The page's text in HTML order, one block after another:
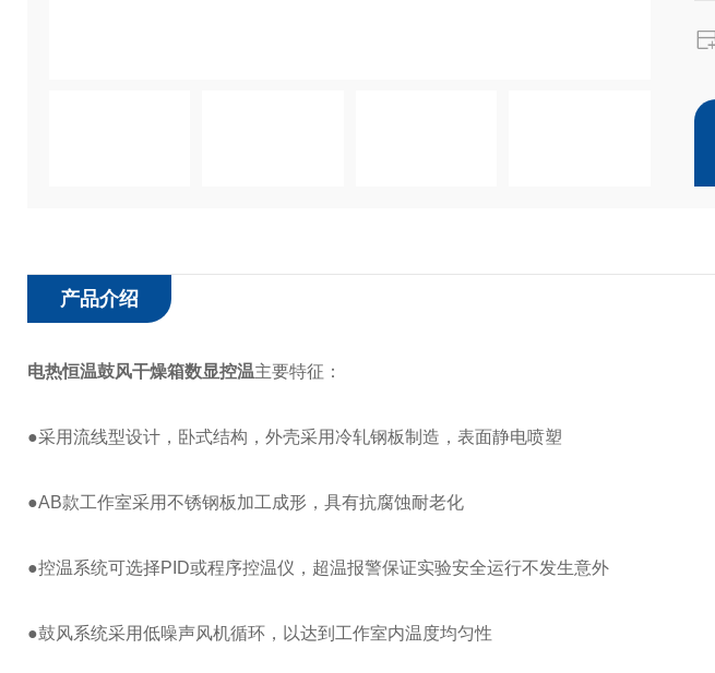
产品介绍
电热恒温鼓风干燥箱数显控温主要特征：
●采用流线型设计，卧式结构，外壳采用冷轧钢板制造，表面静电喷塑
●AB款工作室采用不锈钢板加工成形，具有抗腐蚀耐老化
●控温系统可选择PID或程序控温仪，超温报警保证实验安全运行不发生意外
●鼓风系统采用低噪声风机循环，以达到工作室内温度均匀性